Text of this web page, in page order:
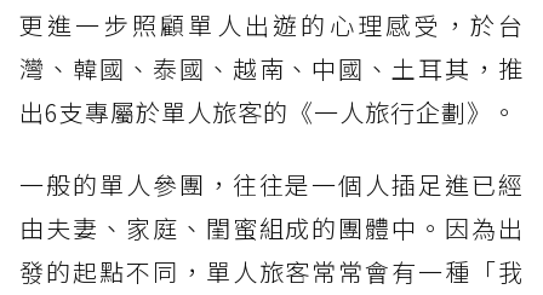
更進一步照顧單人出遊的心理感受，於台
灣、韓國、泰國、越南、中國、土耳其，推
出6支專屬於單人旅客的《一人旅行企劃》。
一般的單人參團，往往是一個人插足進已經
由夫妻、家庭、閨蜜組成的團體中。因為出
發的起點不同，單人旅客常常會有一種「我